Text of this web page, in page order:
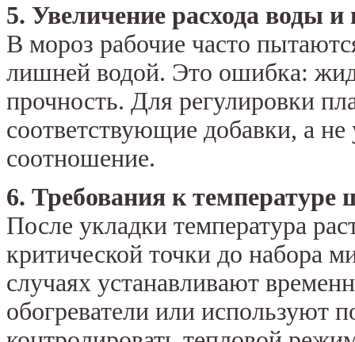
5. Увеличение расхода воды
В мороз рабочие часто
лишней водой. Это ошибка:
прочность. Для регулировки
соответствующие добавки, а
соотношение.
6. Требования к температуре
После укладки температура
критической точки до набора
случаях устанавливают
обогреватели или используют